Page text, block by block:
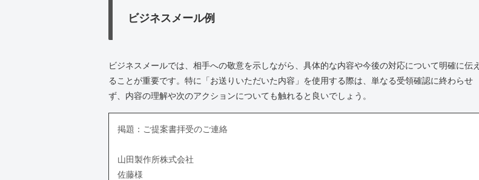
ビジネスメール例
ビジネスメールでは、相手への敬意を示しながら、具体的な内容や今後の対応について明確に伝え
ることが重要です。特に「お送りいただいた内容」を使用する際は、単なる受領確認に終わらせ
ず、内容の理解や次のアクションについても触れると良いでしょう。
掲題：ご提案書拝受のご連絡
山田製作所株式会社
佐藤様